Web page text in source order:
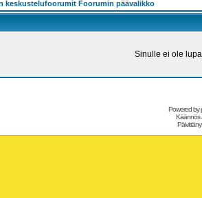
keskustelufoorumit Foorumin päävalikko
Sinulle ei ole
Powered by
Käännös